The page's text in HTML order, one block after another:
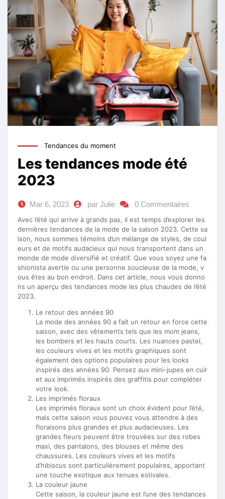
Tendances du moment
Les tendances mode été
2023
Mar 6, 2023 par Julie 0 Commentaires
Avec l’été qui arrive à grands pas, il est temps d’explorer les
dernières tendances de la mode de la saison 2023. Cette sa
ison, nous sommes témoins d’un mélange de styles, de coul
eurs et de motifs audacieux qui nous transportent dans un
monde de mode diversifié et créatif. Que vous soyez une fa
shionista avertie ou une personne soucieuse de la mode, v
ous êtes au bon endroit. Dans cet article, nous vous donno
ns un aperçu des tendances mode les plus chaudes de l’été
2023.
Le retour des années 90
La mode des années 90 a fait un retour en force cette
saison, avec des vêtements tels que les mom jeans,
les bombers et les hauts courts. Les nuances pastel,
les couleurs vives et les motifs graphiques sont
également des options populaires pour les looks
inspirés des années 90. Pensez aux mini-jupes en cuir
et aux imprimés inspirés des graffitis pour compléter
votre look.
Les imprimés floraux
Les imprimés floraux sont un choix évident pour l’été,
mais cette saison vous pouvez vous attendre à des
floraisons plus grandes et plus audacieuses. Les
grandes fleurs peuvent être trouvées sur des robes
maxi, des pantalons, des blouses et même des
chaussures. Les couleurs vives et les motifs
d’hibiscus sont particulièrement populaires, apportant
une touche exotique aux tenues estivales.
La couleur jaune
Cette saison, la couleur jaune est l’une des tendances